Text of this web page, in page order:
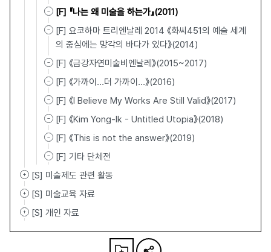
[F] 『나는 왜 미술을 하는가』(2011)
[F] 요코하마 트리엔날레 2014 《화씨451의 예술 세계
의 중심에는 망각의 바다가 있다》(2014)
[F] 《금강자연미술비엔날레》(2015~2017)
[F] 《가까이…더 가까이…》(2016)
[F] 《I Believe My Works Are Still Valid》(2017)
[F] 《Kim Yong-Ik - Untitled Utopia》(2018)
[F] 《This is not the answer》(2019)
[F] 기타 단체전
[S] 미술제도 관련 활동
[S] 미술교육 자료
[S] 개인 자료